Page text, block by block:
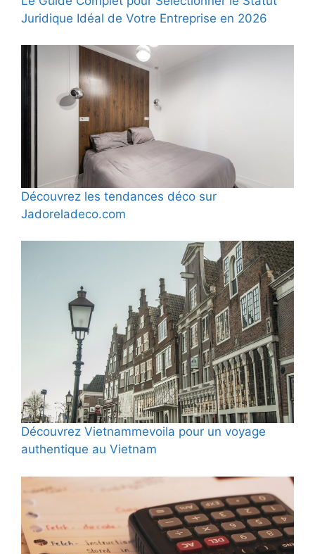
Juridique Idéal de Votre Entreprise en 2026
Découvrez les tendances déco sur
Jadoreladeco.com
Découvrez Vietnammevoila pour un voyage
authentique au Vietnam